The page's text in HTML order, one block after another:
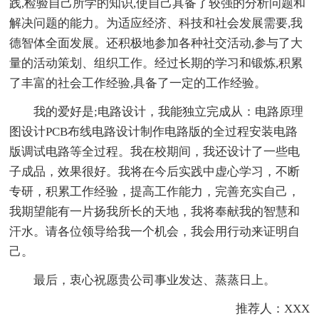
践,检验自己所学的知识,使自己具备了较强的分析问题和
解决问题的能力。为适应经济、科技和社会发展需要,我
德智体全面发展。还积极地参加各种社交活动,参与了大
量的活动策划、组织工作。经过长期的学习和锻炼,积累
了丰富的社会工作经验,具备了一定的工作经验。
我的爱好是;电路设计，我能独立完成从：电路原理
图设计PCB布线电路设计制作电路版的全过程安装电路
版调试电路等全过程。我在校期间，我还设计了一些电
子成品，效果很好。我将在今后实践中虚心学习，不断
专研，积累工作经验，提高工作能力，完善充实自己，
我期望能有一片扬我所长的天地，我将奉献我的智慧和
汗水。请各位领导给我一个机会，我会用行动来证明自
己。
最后，衷心祝愿贵公司事业发达、蒸蒸日上。
推荐人：XXX